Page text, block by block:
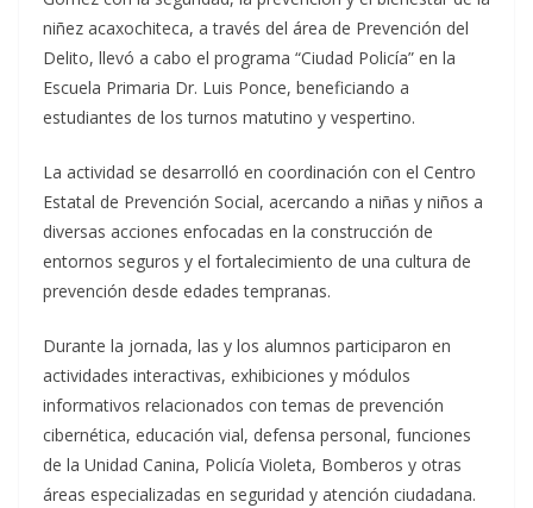
niñez acaxochiteca, a través del área de Prevención del
Delito, llevó a cabo el programa “Ciudad Policía” en la
Escuela Primaria Dr. Luis Ponce, beneficiando a
estudiantes de los turnos matutino y vespertino.
La actividad se desarrolló en coordinación con el Centro
Estatal de Prevención Social, acercando a niñas y niños a
diversas acciones enfocadas en la constr‌ucción de
entornos seguros y el fortalecimiento de una cultura de
prevención desde edades tempranas.
Durante la jornada, las y los alumnos participaron en
actividades interactivas, exhibiciones y módulos
informativos relacionados con temas de prevención
cibernética, educación vial, defensa personal, funciones
de la Unidad Canina, Policía Violeta, Bomberos y otras
áreas especializadas en seguridad y atención ciudadana.